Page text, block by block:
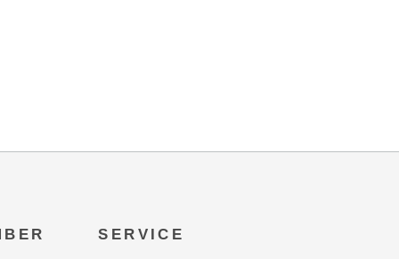
SERVICE